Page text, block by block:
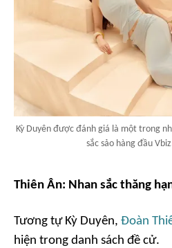
Kỳ Duyên được đánh giá là một trong
sắc sảo hàng đầu
Thiên Ân: Nhan sắc thăng
Tương tự Kỳ Duyên, Đoàn
hiện trong danh sách đề cử.